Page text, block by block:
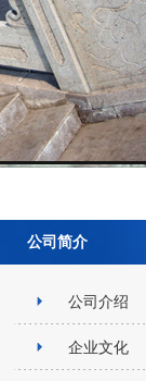
公司简介
公司介绍
企业文化